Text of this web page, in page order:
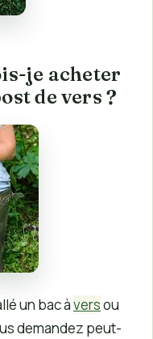
je acheter
de vers ?
un bac àversou
demandez peut-